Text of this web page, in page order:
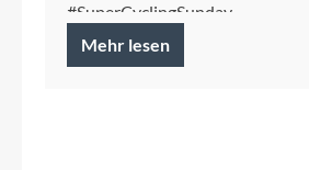
#SuperCyclingSunday.
Mehr lesen